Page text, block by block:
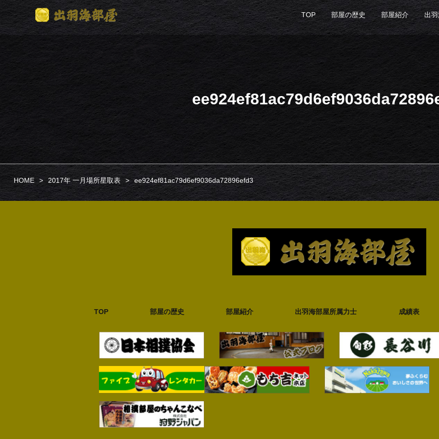
TOP 部屋の歴史 部屋紹介 出
HOME 2017年 一月場所星取表 ee924ef81ac79d6ef9036da72896efd3
TOP 部屋の歴史 部屋紹介 出羽海部屋所属力士 成績表